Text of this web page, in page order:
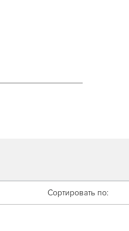
Сортировать по: